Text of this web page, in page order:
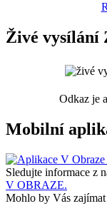
Živé vysílání
Odkaz je
Mobilní
Sledujte informace z
V OBRAZE.
Mohlo by Vás zajímat